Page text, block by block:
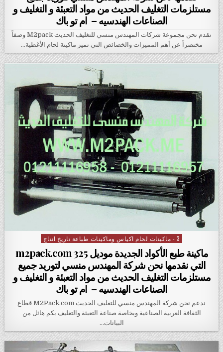
مستلزمات التغليف الحديث من مواد التعبئة و التغليف و
الصناعات الهندسيه – ام تو باك
نقدم نحن مجموعة شركات المهندس منسي للتغليف الحديث M2pack وصفاً
مختصراً عن أهم المميزات والخصائص التي تميز ماكينة لحام الأغطية…
Posted in
3 - ماكينات لحام اكياس وماكينات طباعة تاريخ انتاج
ماكينة طبع الأكواد الجديدة موديل m2pack.com 325
التي نقدمها نحن شركة المهندس منسي لتوريد جميع
مستلزمات التغليف الحديث من مواد التعبئة و التغليف و
الصناعات الهندسيه – ام تو باك
ندعم نحن شركة المهندس منسي للتغليف الحديث M2Pack.com قطاع
الثقافة العربية الصناعية وبخاصة صناعة التعبئة والتغليف بكم هائل من
البيانات…